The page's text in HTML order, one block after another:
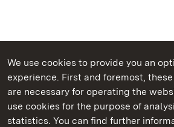
We use cookies to provide you an
experience. First and foremost,
are necessary for operating the
use cookies for the purpose of
statistics. You can find further
State Palaces and Gardens of